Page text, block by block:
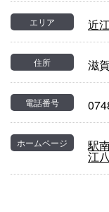
エリア 近
住所 滋
電話番号
ホームページ 駅
江